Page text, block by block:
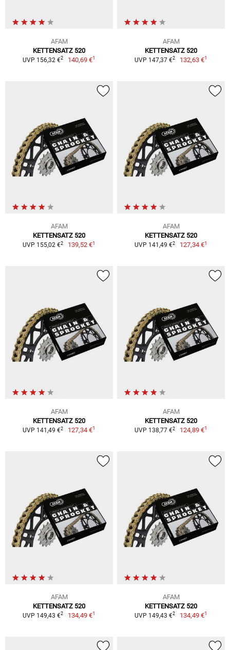
AFAM
KETTENSATZ 520
UVP 156,32 €2 140,69 €1
AFAM
KETTENSATZ 520
UVP 147,37 €2 132,63 €1
AFAM
KETTENSATZ 520
UVP 155,02 €2 139,52 €1
AFAM
KETTENSATZ 520
UVP 141,49 €2 127,34 €1
AFAM
KETTENSATZ 520
UVP 141,49 €2 127,34 €1
AFAM
KETTENSATZ 520
UVP 138,77 €2 124,89 €1
AFAM
KETTENSATZ 520
UVP 149,43 €2 134,49 €1
AFAM
KETTENSATZ 520
UVP 149,43 €2 134,49 €1